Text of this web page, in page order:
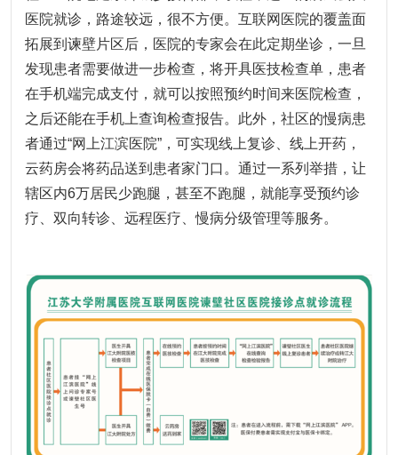
医院就诊，路途较远，很不方便。 互联网医院的覆盖面
拓展到谏壁片区后，医院的专家会在此定期坐诊，一旦
发现患者需要做进一步检查，将开具医技检查单，患者
在手机端完成支付，就可以按照预约时间来医院检查，
之后还能在手机上查询检查报告。 此外，社区的慢病患
者通过“网上江滨医院”，可实现线上复诊、线上开药，
云药房会将药品送到患者家门口。 通过一系列举措，让
辖区内6万居民少跑腿，甚至不跑腿，就能享受预约诊
疗、双向转诊、远程医疗、慢病分级管理等服务。